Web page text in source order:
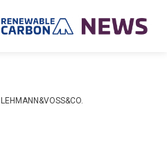
LEHMANN&VOSS&CO.